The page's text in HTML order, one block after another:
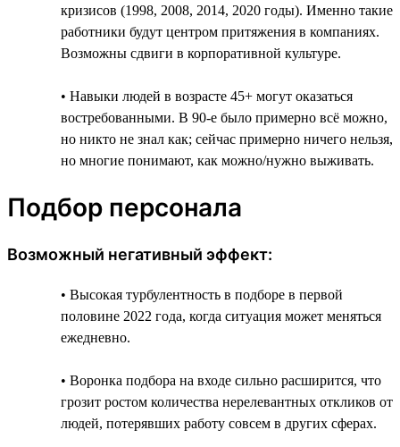
кризисов (1998, 2008, 2014, 2020 годы). Именно такие
работники будут центром притяжения в компаниях.
Возможны сдвиги в корпоративной культуре.
• Навыки людей в возрасте 45+ могут оказаться
востребованными. В 90-е было примерно всё можно,
но никто не знал как; сейчас примерно ничего нельзя,
но многие понимают, как можно/нужно выживать.
Подбор персонала
Возможный негативный эффект:
• Высокая турбулентность в подборе в первой
половине 2022 года, когда ситуация может меняться
ежедневно.
• Воронка подбора на входе сильно расширится, что
грозит ростом количества нерелевантных откликов от
людей, потерявших работу совсем в других сферах.